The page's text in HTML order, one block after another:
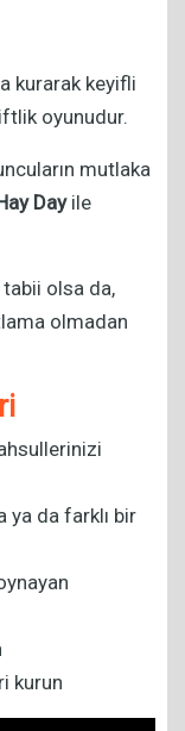
kurarak keyifli
oyunudur.
mutlaka
Dayile
tabii olsa da,
olmadan
da farklı bir
kurun